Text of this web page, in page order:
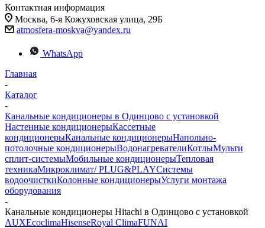
Контактная информация
Москва, 6-я Кожуховская улица, 29Б
atmosfera-moskva@yandex.ru
WhatsApp
Главная
-
Каталог
-
Канальные кондиционеры в Одинцово с установкой
Настенные кондиционерыКассетные
кондиционерыКанальные кондиционерыНапольно-
потолочные кондиционерыВодонагревателиКотлыМульти
сплит-системыМобильные кондиционерыТепловая
техникаМикроклимат/ PLUG&PLAYСистемы
водоочисткиКолонные кондиционерыУслуги монтажа
оборудования
-
Канальные кондиционеры Hitachi в Одинцово с установкой
AUXEcoclimaHisenseRoyal ClimaFUNAI